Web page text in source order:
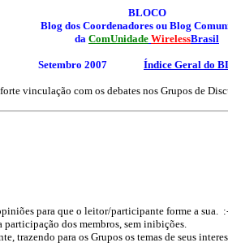
BLOCO
Blog dos Coordenadores ou Blog
da ComUnidade WirelessBrasil
Setembro 2007 Índice Geral do
vinculação com os debates nos Grupos de
para que o leitor/participante forme a sua.
dos membros, sem inibições.
trazendo para os Grupos os temas de seus